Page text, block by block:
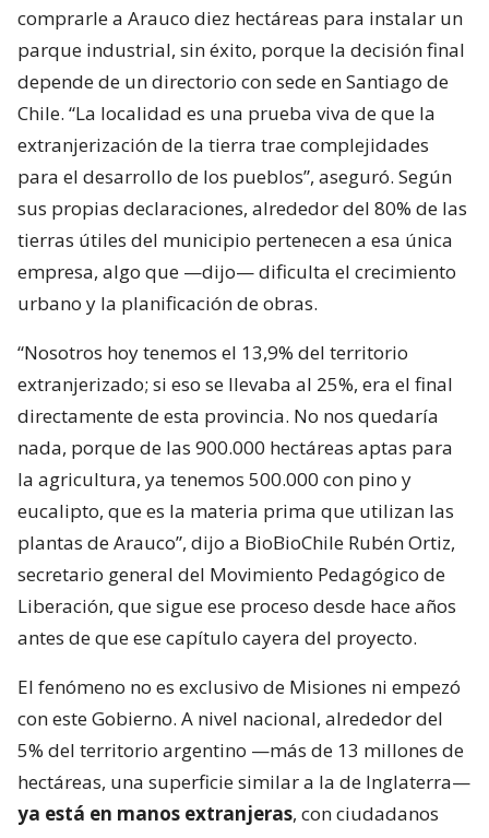
comprarle a Arauco diez hectáreas para instalar un
parque industrial, sin éxito, porque la decisión final
depende de un directorio con sede en Santiago de
Chile. “La localidad es una prueba viva de que la
extranjerización de la tierra trae complejidades
para el desarrollo de los pueblos”, aseguró. Según
sus propias declaraciones, alrededor del 80% de las
tierras útiles del municipio pertenecen a esa única
empresa, algo que —dijo— dificulta el crecimiento
urbano y la planificación de obras.
“Nosotros hoy tenemos el 13,9% del territorio
extranjerizado; si eso se llevaba al 25%, era el final
directamente de esta provincia. No nos quedaría
nada, porque de las 900.000 hectáreas aptas para
la agricultura, ya tenemos 500.000 con pino y
eucalipto, que es la materia prima que utilizan las
plantas de Arauco”, dijo a BioBioChile Rubén Ortiz,
secretario general del Movimiento Pedagógico de
Liberación, que sigue ese proceso desde hace años
antes de que ese capítulo cayera del proyecto.
El fenómeno no es exclusivo de Misiones ni empezó
con este Gobierno. A nivel nacional, alrededor del
5% del territorio argentino —más de 13 millones de
hectáreas, una superficie similar a la de Inglaterra—
ya está en manos extranjeras, con ciudadanos